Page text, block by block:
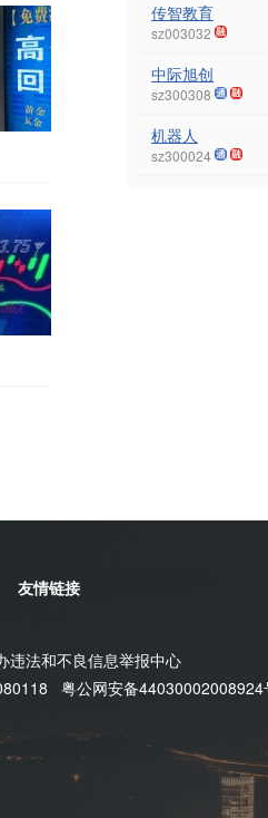
传智教育
sz003032
中际旭创
sz300308
机器人
sz300024
友情链接
违法和不良信息举报中心
粤公网安备44030002008924